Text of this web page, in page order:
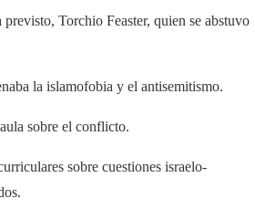
Torchio Feaster, quien se abstuvo
la islamofobia y el antisemitismo.
sobre el conflicto.
sobre cuestiones israelo-